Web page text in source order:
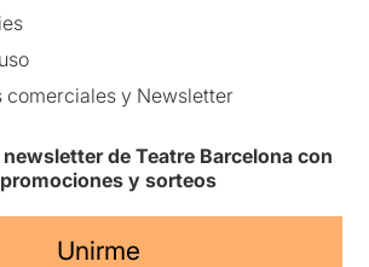
comerciales y Newsletter
de Teatre Barcelona con
y sorteos
Unirme